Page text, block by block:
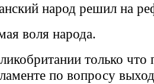
народ решил на
воля народа.
только что
по вопросу